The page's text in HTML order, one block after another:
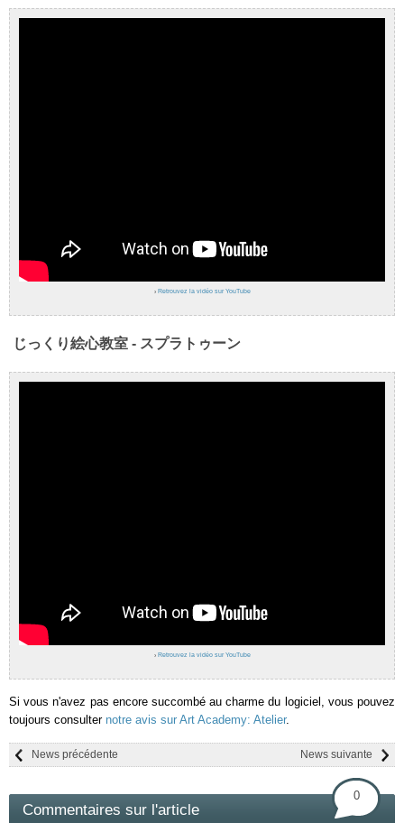
› Retrouvez la vidéo sur YouTube
じっくり絵心教室 - スプラトゥーン
› Retrouvez la vidéo sur YouTube
Si vous n'avez pas encore succombé au charme du logiciel, vous pouvez
toujours consulter notre avis sur Art Academy: Atelier.
News suivante
News précédente
Commentaires sur l'article
0